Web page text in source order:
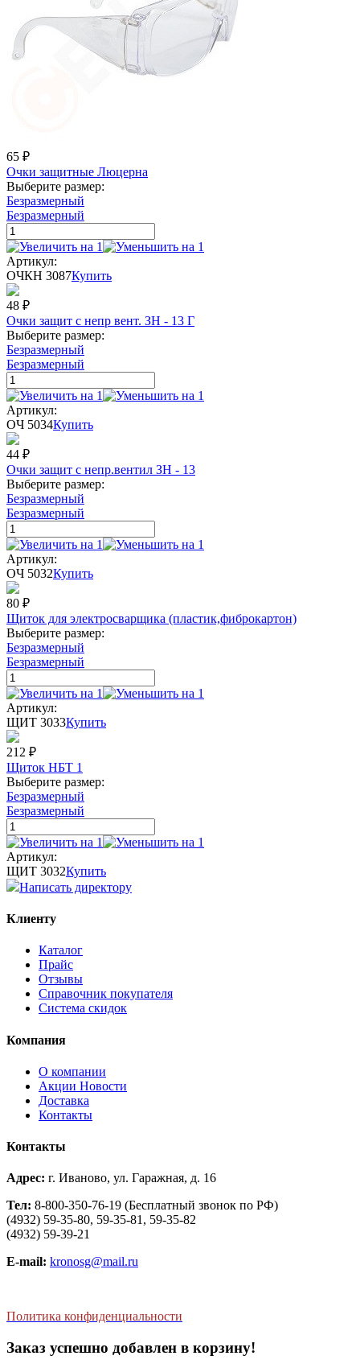
65 ₽
Очки защитные Люцерна
Выберите размер:
Безразмерный
Безразмерный
Артикул:
ОЧКН 3087Купить
48 ₽
Очки защит с непр вент. ЗН - 13 Г
Выберите размер:
Безразмерный
Безразмерный
Артикул:
ОЧ 5034Купить
44 ₽
Очки защит с непр.вентил ЗН - 13
Выберите размер:
Безразмерный
Безразмерный
Артикул:
ОЧ 5032Купить
80 ₽
Щиток для электросварщика (пластик,фиброкартон)
Выберите размер:
Безразмерный
Безразмерный
Артикул:
ЩИТ 3033Купить
212 ₽
Щиток НБТ 1
Выберите размер:
Безразмерный
Безразмерный
Артикул:
ЩИТ 3032Купить
Написать директору
Клиенту
Каталог
Прайс
Отзывы
Справочник покупателя
Система скидок
Компания
О компании
Aкции Новости
Доставка
Контакты
Контакты
Адрес: г. Иваново, ул. Гаражная, д. 16
Тел: 8-800-350-76-19 (Бесплатный звонок по РФ)
(4932) 59-35-80, 59-35-81, 59-35-82
(4932) 59-39-21
E-mail: kronosg@mail.ru
Политика конфиденциальности
Заказ успешно добавлен в корзину!